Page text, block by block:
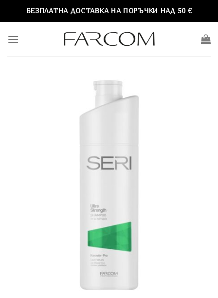
БЕЗПЛАТНА ДОСТАВКА НА ПОРЪЧКИ НАД 50 €